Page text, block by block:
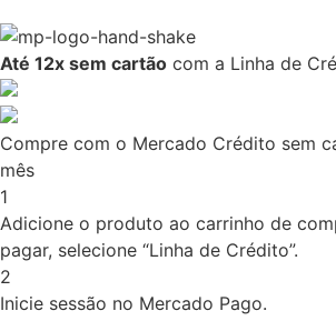
Até 12x sem cartão com a Linha de
Compre com o Mercado Crédito sem
mês
1
Adicione o produto ao carrinho de
pagar, selecione “Linha de Crédito”.
2
Inicie sessão no Mercado Pago.